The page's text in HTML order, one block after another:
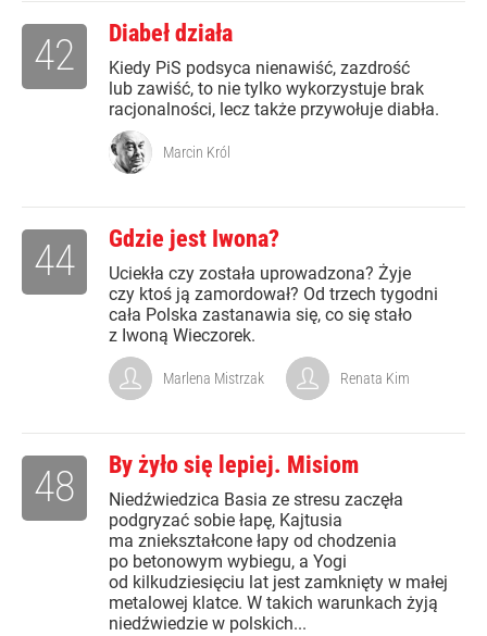
Diabeł działa
Kiedy PiS podsyca nienawiść, zazdrość
lub zawiść, to nie tylko wykorzystuje brak
racjonalności, lecz także przywołuje diabła.
42
Marcin Król
Gdzie jest Iwona?
Uciekła czy została uprowadzona? Żyje
czy ktoś ją zamordował? Od trzech tygodni
cała Polska zastanawia się, co się stało
z Iwoną Wieczorek.
44
Marlena Mistrzak Renata Kim
By żyło się lepiej. Misiom
Niedźwiedzica Basia ze stresu zaczęła
podgryzać sobie łapę, Kajtusia
ma zniekształcone łapy od chodzenia
po betonowym wybiegu, a Yogi
od kilkudziesięciu lat jest zamknięty w małej
metalowej klatce. W takich warunkach żyją
niedźwiedzie w polskich...
48